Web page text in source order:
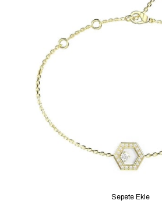
Sepete Ekle